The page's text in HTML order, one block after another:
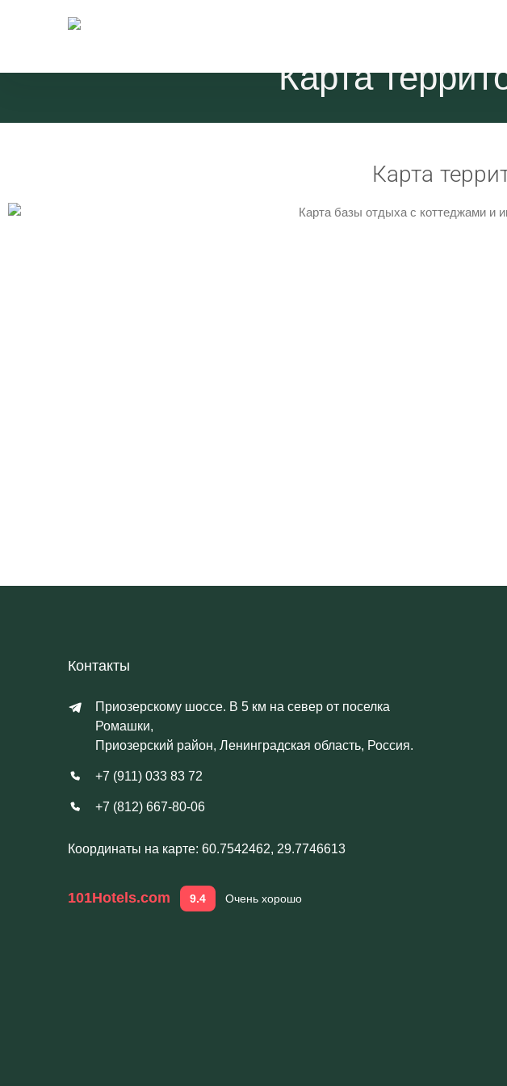
Карта
Карта
Контакты
Приозерскому шоссе. В 5 км на север от поселка
Ромашки,
Приозерский район, Ленинградская область, Россия.
+7 (911) 033 83 72
+7 (812) 667-80-06
Координаты на карте: 60.7542462, 29.7746613
101Hotels.com 9.4 Очень хорошо